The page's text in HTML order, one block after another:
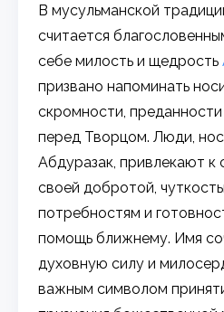
В мусульманской
считается
себе милость и щедрость
призвано напоминать
скромности,
перед Творцом. Люди,
Абдуразак, привлекают к
своей добротой,
потребностям и
помощь ближнему. Имя
духовную силу и
важным символом